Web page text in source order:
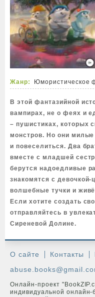
Жанр: Юмористическое
В этой фантазийной
вампирах, не о феях и
– пушистиках, которых
монстров. Но они
и повеселиться. Два
вместе с младшей
берутся надоедливые
знакомятся с девочкой-
волшебные тучки и
Если хотите создать
отправляйтесь в
Сиреневой Долине.
О сайте Контакты
Онлайн-проект
индивидуальной онлайн-